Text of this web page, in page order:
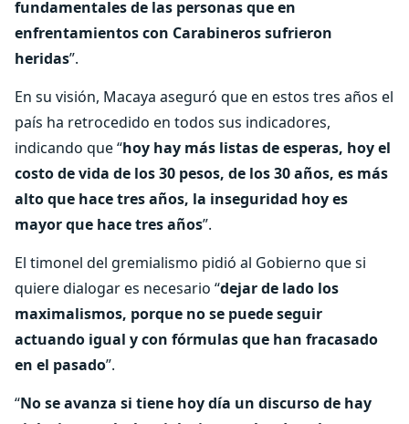
fundamentales de las personas que en
enfrentamientos con Carabineros sufrieron
heridas”.
En su visión, Macaya aseguró que en estos tres años el
país ha retrocedido en todos sus indicadores,
indicando que “hoy hay más listas de esperas, hoy el
costo de vida de los 30 pesos, de los 30 años, es más
alto que hace tres años, la inseguridad hoy es
mayor que hace tres años”.
El timonel del gremialismo pidió al Gobierno que si
quiere dialogar es necesario “dejar de lado los
maximalismos, porque no se puede seguir
actuando igual y con fórmulas que han fracasado
en el pasado”.
“No se avanza si tiene hoy día un discurso de hay